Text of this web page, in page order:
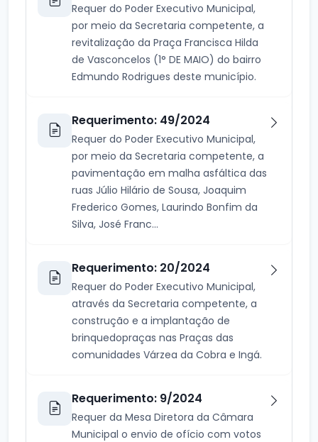
Requer do Poder Executivo Municipal,
por meio da Secretaria competente, a
revitalização da Praça Francisca Hilda
de Vasconcelos (1° DE MAIO) do bairro
Edmundo Rodrigues deste município.
Requerimento: 49/2024
Requer do Poder Executivo Municipal,
por meio da Secretaria competente, a
pavimentação em malha asfáltica das
ruas Júlio Hilário de Sousa, Joaquim
Frederico Gomes, Laurindo Bonfim da
Silva, José Franc...
Requerimento: 20/2024
Requer do Poder Executivo Municipal,
através da Secretaria competente, a
construção e a implantação de
brinquedopraças nas Praças das
comunidades Várzea da Cobra e Ingá.
Requerimento: 9/2024
Requer da Mesa Diretora da Câmara
Municipal o envio de ofício com votos